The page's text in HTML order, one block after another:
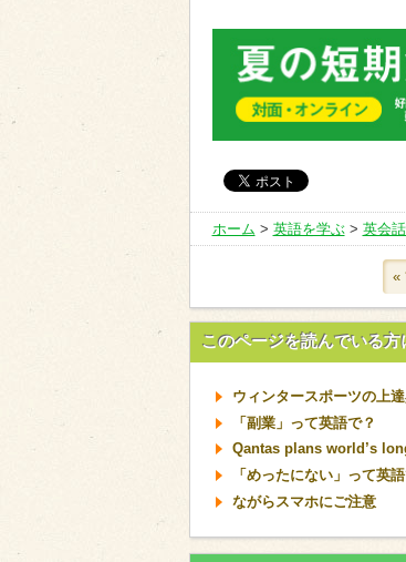
ホーム > 英語を学ぶ> 英会
«
このページを読んでいる
ウィンタースポーツの上
「副業」って英語で？
Qantas plans world’s
「めったにない」って英
ながらスマホにご注意